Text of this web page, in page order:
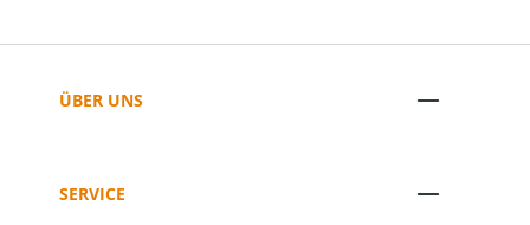
ÜBER UNS
SERVICE